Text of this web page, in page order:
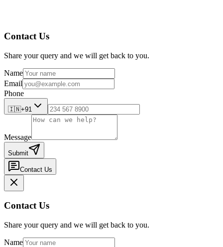
Contact Us
Share your query and we will get back to you.
Name
Email
Phone
🇮🇳+91
Message
Submit
Contact Us
Contact Us
Share your query and we will get back to you.
Name